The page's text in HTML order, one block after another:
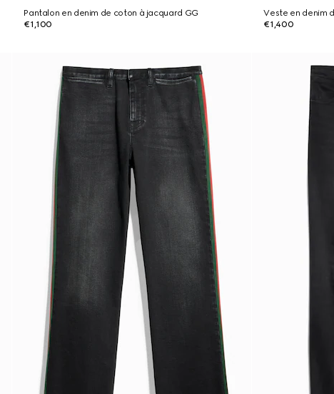
Pantalon en denim de coton à jacquard GG
€1,100
Veste en denim
€1,400